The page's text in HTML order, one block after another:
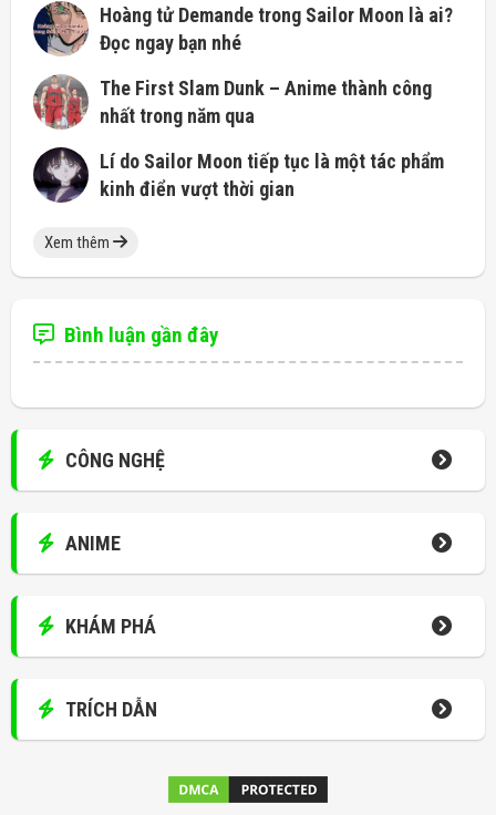
Hoàng tử Demande trong Sailor Moon là ai?
Đọc ngay bạn nhé
The First Slam Dunk – Anime thành công
nhất trong năm qua
Lí do Sailor Moon tiếp tục là một tác phẩm
kinh điển vượt thời gian
Xem thêm
Bình luận gần đây
CÔNG NGHỆ
ANIME
KHÁM PHÁ
TRÍCH DẪN